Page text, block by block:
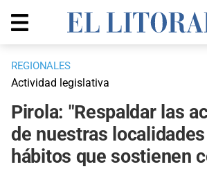
REGIONALES
Actividad legislativa
Pirola: "Respaldar las
de nuestras
hábitos que sostienen